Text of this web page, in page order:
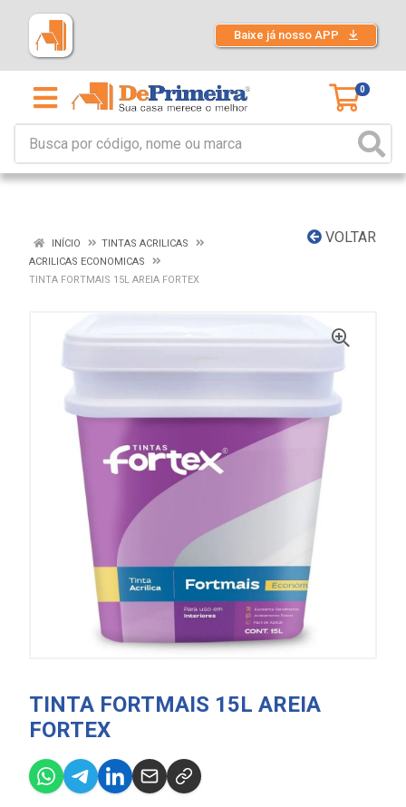
Baixe já nosso APP
0
VOLTAR
INÍCIO
TINTAS ACRILICAS
ACRILICAS ECONOMICAS
TINTA FORTMAIS 15L AREIA FORTEX
TINTA FORTMAIS 15L AREIA
FORTEX